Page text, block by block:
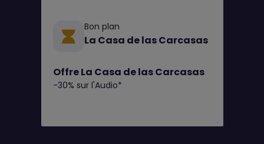
Bon plan
La Casa de las Carcasas
Offre La Casa de las Carcasas
-30% sur l'Audio*